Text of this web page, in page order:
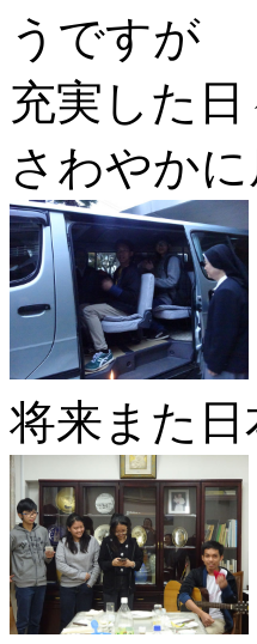
うですが
充実した
さわやか
将来また